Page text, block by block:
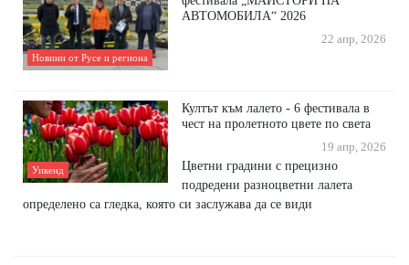
Новини от Русе и региона
АВТОМОБИЛА“ 2026
22 апр, 2026
Уикенд
Култът към лалето - 6 фестивала в
чест на пролетното цвете по света
19 апр, 2026
Цветни градини с прецизно
подредени разноцветни лалета
определено са гледка, която си заслужава да се види